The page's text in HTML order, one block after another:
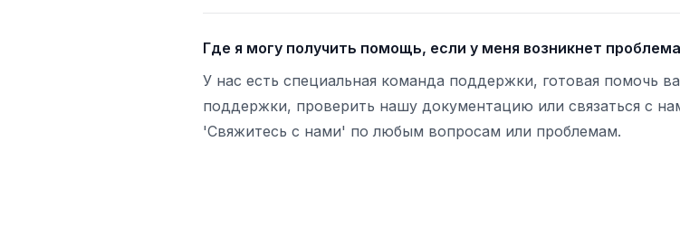
Где я могу получить помощь, если у меня возникнет
У нас есть специальная команда поддержки, готовая помочь
поддержки, проверить нашу документацию или связаться с
'Свяжитесь с нами' по любым вопросам или проблемам.